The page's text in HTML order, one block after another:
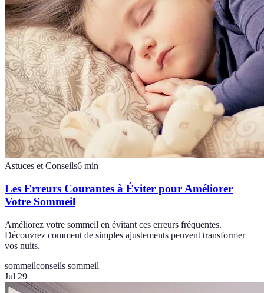
Astuces et Conseils6 min
Les Erreurs Courantes à Éviter pour Améliorer
Votre Sommeil
Améliorez votre sommeil en évitant ces erreurs fréquentes.
Découvrez comment de simples ajustements peuvent transformer
vos nuits.
sommeilconseils sommeil
Jul 29